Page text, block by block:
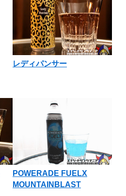
レディパンサー
POWERADE FUELX
MOUNTAINBLAST